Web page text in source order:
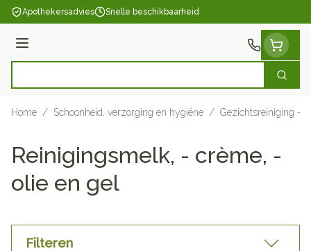
Ga naar de inhoud
Apothekersadvies Snelle beschikbaarheid
Menu
Zoek
Home / Schoonheid, verzorging en hygiëne / Gezichtsreiniging -
Reinigingsmelk, - crème, -
olie en gel
Filteren